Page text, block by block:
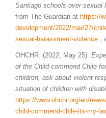
Santiago schools over sexual
from The Guardian at https://
development/2022/mar/27/
sexual-harassment-violence ,
OHCHR. (2022, May 25).
of the Child commend Chile
children, ask about violent
situation of children with
https://www.ohchr.org/en/
child-commend-chile-its-my-